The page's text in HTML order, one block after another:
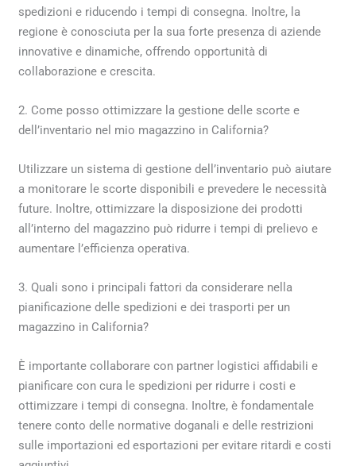
spedizioni e riducendo i tempi di consegna. Inoltre, la
regione è conosciuta per la sua forte presenza di aziende
innovative e dinamiche, offrendo opportunità di
collaborazione e crescita.
2. Come posso ottimizzare la gestione delle scorte e
dell’inventario nel mio magazzino in California?
Utilizzare un sistema di gestione dell’inventario può aiutare
a monitorare le scorte disponibili e prevedere le necessità
future. Inoltre, ottimizzare la disposizione dei prodotti
all’interno del magazzino può ridurre i tempi di prelievo e
aumentare l’efficienza operativa.
3. Quali sono i principali fattori da considerare nella
pianificazione delle spedizioni e dei trasporti per un
magazzino in California?
È importante collaborare con partner logistici affidabili e
pianificare con cura le spedizioni per ridurre i costi e
ottimizzare i tempi di consegna. Inoltre, è fondamentale
tenere conto delle normative doganali e delle restrizioni
sulle importazioni ed esportazioni per evitare ritardi e costi